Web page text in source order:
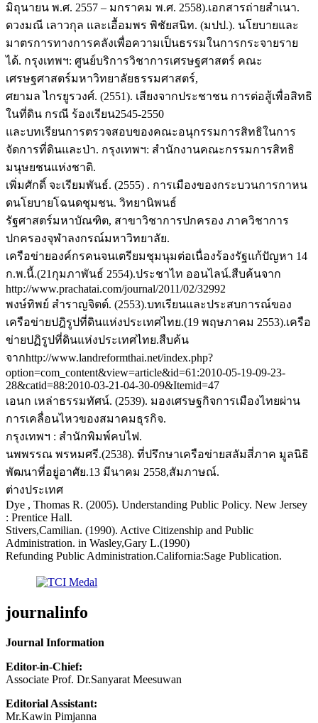
มิถุนายน พ.ศ. 2557 – มกราคม พ.ศ. 2558).เอกสารถ่ายสำเนา.
ดวงมณี เลาวกุล และเอื้อมพร พิชัยสนิท. (มปป.). นโยบายและ
มาตรการทางการคลังเพื่อความเป็นธรรมในการกระจายราย
ได้. กรุงเทพฯ: ศูนย์บริการวิชาการเศรษฐศาสตร์ คณะ
เศรษฐศาสตร์มหาวิทยาลัยธรรมศาสตร์,
ศยามล ไกรยูรวงศ์. (2551). เสียงจากประชาชน การต่อสู้เพื่อสิทธิ
ในที่ดิน กรณี ร้องเรียน2545-2550
และบทเรียนการตรวจสอบของคณะอนุกรรมการสิทธิในการ
จัดการที่ดินและป่า. กรุงเทพฯ: สำนักงานคณะกรรมการสิทธิ
มนุษยชนแห่งชาติ.
เพิ่มศักดิ์ จะเรียมพันธ์. (2555) . การเมืองของกระบวนการกาหน
ดนโยบายโฉนดชุมชน. วิทยานิพนธ์
รัฐศาสตร์มหาบัณฑิต, สาขาวิชาการปกครอง ภาควิชาการ
ปกครองจุฬาลงกรณ์มหาวิทยาลัย.
เครือข่ายองค์กรคนจนเตรียมชุมนุมต่อเนื่องร้องรัฐแก้ปัญหา 14
ก.พ.นี้.(21กุมภาพันธ์ 2554).ประชาไท ออนไลน์.สืบค้นจาก
http://www.prachatai.com/journal/2011/02/32992
พงษ์ทิพย์ สำราญจิตต์. (2553).บทเรียนและประสบการณ์ของ
เครือข่ายปฎิรูปที่ดินแห่งประเทศไทย.(19 พฤษภาคม 2553).เครือ
ข่ายปฏิรูปที่ดินแห่งประเทศไทย.สืบค้น
จากhttp://www.landreformthai.net/index.php?
option=com_content&view=article&id=61:2010-05-19-09-23-
28&catid=88:2010-03-21-04-30-09&Itemid=47
เอนก เหล่าธรรมทัศน์. (2539). มองเศรษฐกิจการเมืองไทยผ่าน
การเคลื่อนไหวของสมาคมธุรกิจ.
กรุงเทพฯ : สำนักพิมพ์คบไฟ.
นพพรรณ พรหมศรี.(2538). ที่ปรึกษาเครือข่ายสลัมสี่ภาค มูลนิธิ
พัฒนาที่อยู่อาศัย.13 มีนาคม 2558,สัมภาษณ์.
ต่างประเทศ
Dye , Thomas R. (2005). Understanding Public Policy. New Jersey
: Prentice Hall.
Stivers,Camilian. (1990). Active Citizenship and Public
Administration. in Wasley,Gary L.(1990)
Refunding Public Administration.California:Sage Publication.
journalinfo
Journal Information
Editor-in-Chief:
Associate Prof. Dr.Sanyarat Meesuwan
Editorial Assistant:
Mr.Kawin Pimjanna